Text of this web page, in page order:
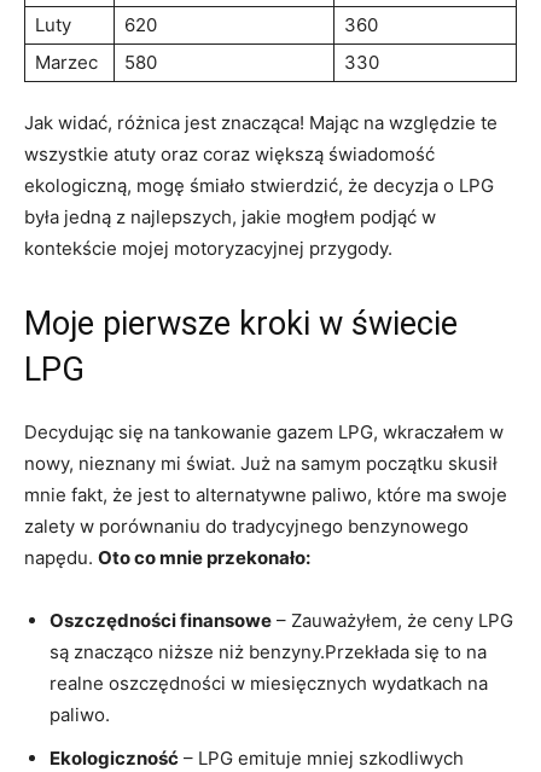
Luty
620
360
Marzec
580 330
Jak‌ widać, różnica jest znacząca!⁤ Mając na względzie te
wszystkie‌ atuty oraz coraz ⁤większą świadomość
ekologiczną, mogę śmiało stwierdzić, że decyzja o LPG
była jedną z najlepszych, jakie mogłem podjąć w
kontekście mojej motoryzacyjnej przygody.
Moje pierwsze kroki w świecie
LPG
Decydując się na tankowanie gazem LPG, wkraczałem w
nowy, nieznany mi świat. Już na samym początku skusił
mnie fakt, że jest to alternatywne paliwo, które ma swoje
zalety w porównaniu do tradycyjnego benzynowego
napędu. Oto co mnie przekonało:
Oszczędności finansowe – Zauważyłem, że ceny LPG‌
są znacząco niższe‌ niż benzyny.Przekłada się to na
realne oszczędności​ w miesięcznych wydatkach na
paliwo.
Ekologiczność – LPG emituje mniej⁤ szkodliwych